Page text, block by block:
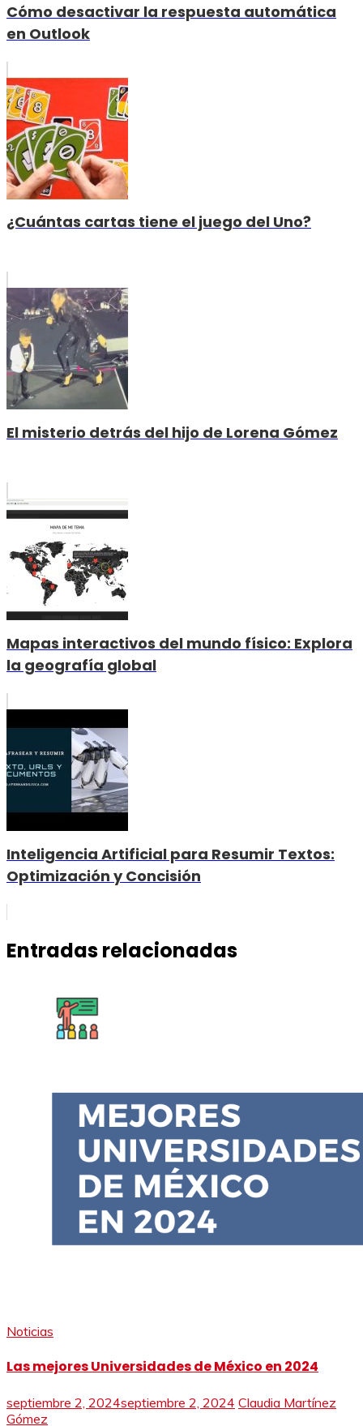
Cómo desactivar la respuesta automática
en Outlook
¿Cuántas cartas tiene el juego del Uno?
El misterio detrás del hijo de Lorena Gómez
Mapas interactivos del mundo físico: Explora
la geografía global
Inteligencia Artificial para Resumir Textos:
Optimización y Concisión
Entradas relacionadas
Noticias
Las mejores Universidades de México en 2024
septiembre 2, 2024septiembre 2, 2024 Claudia Martínez
Gómez